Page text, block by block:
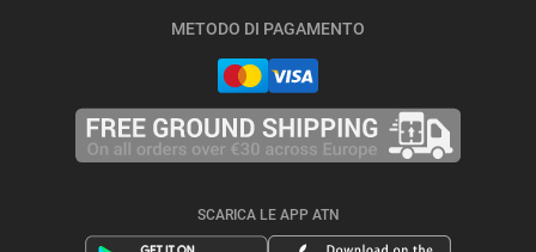
METODO DI PAGAMENTO
SCARICA LE APP ATN